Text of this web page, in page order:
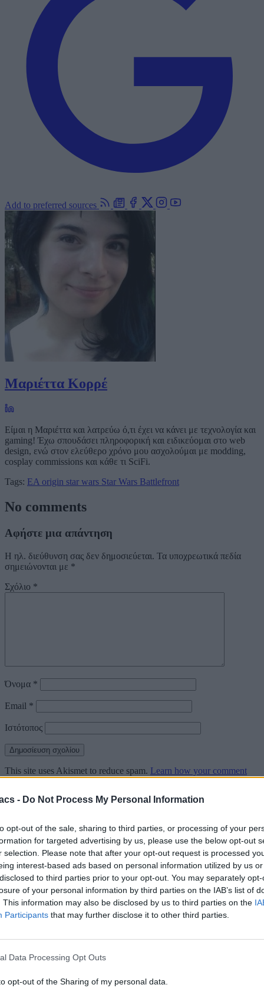
- Do Not Process My Personal Information
opt-out of the sale, sharing to third parties, or processing of your
for targeted advertising by us, please use the below opt-out
selection. Please note that after your opt-out request is processed
interest-based ads based on personal information utilized by us
to third parties prior to your opt-out. You may separately
of your personal information by third parties on the IAB’s list of
This information may also be disclosed by us to third parties on the
Participants that may further disclose it to other third parties.
Data Processing Opt Outs
opt-out of the Sharing of my personal data.
Add to preferred sources
Μαριέττα Κορρέ
Είμαι η Μαριέττα και λατρεύω ό,τι έχει να κάνει με τεχνολογία και
gaming! Έχω σπουδάσει πληροφορική και ειδικεύομαι στο web
design, ενώ στον ελεύθερο χρόνο μου ασχολούμαι με modding,
cosplay commissions και κάθε τι SciFi.
Tags: EA origin star wars Star Wars Battlefront
No comments
Αφήστε μια απάντηση
Η ηλ. διεύθυνση σας δεν δημοσιεύεται. Τα υποχρεωτικά πεδία
σημειώνονται με *
Σχόλιο *
Όνομα *
Email *
Ιστότοπος
This site uses Akismet to reduce spam. Learn how your comment
data is processed.
Διαφήμιση
Continue Reading
More Stories
More